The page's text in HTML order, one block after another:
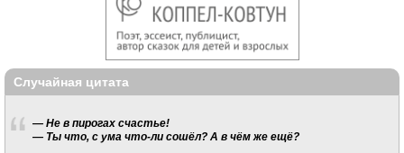
Случайная цитата
— Не в пирогах счастье!
— Ты что, с ума что-ли сошёл? А в чём же ещё?